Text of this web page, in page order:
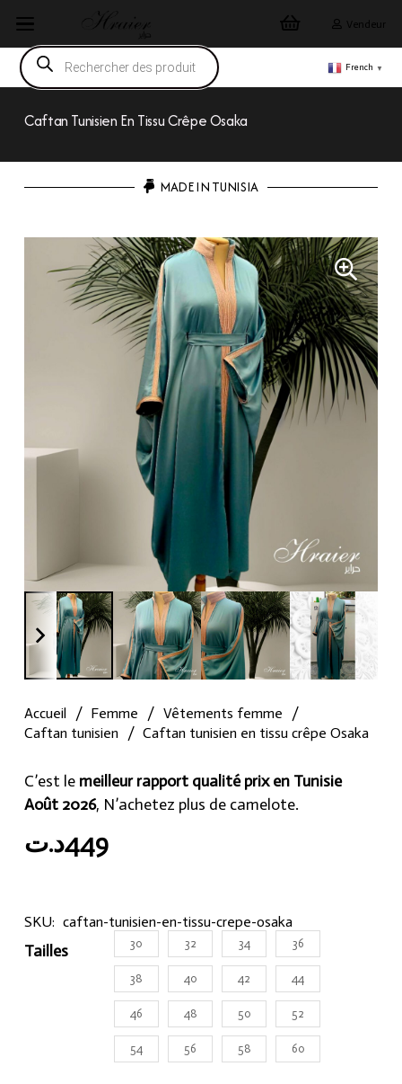
Vendeur
Recherche
de
produits
French ▼
Caftan Tunisien En Tissu Crêpe Osaka
MADE IN TUNISIA
Accueil / Femme / Vêtements femme
/
Caftan tunisien / Caftan tunisien en tissu crêpe Osaka
C’est le meilleur rapport qualité prix en Tunisie
Août 2026, N’achetez plus de camelote.
449د.ت
SKU: caftan-tunisien-en-tissu-crepe-osaka
Tailles 30 32 34 36
38 40 42 44
46 48 50 52
54 56 58 60